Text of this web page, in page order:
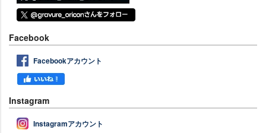
Facebook
Facebookアカウント
Instagram
Instagramアカウント